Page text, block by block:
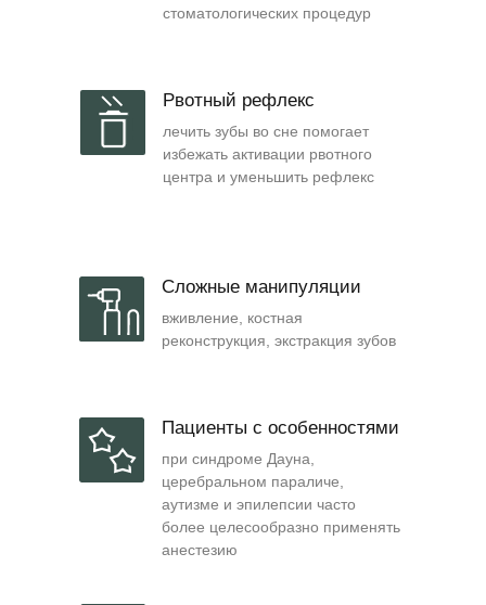
стоматологических процедур
Рвотный рефлекс
лечить зубы во сне помогает
избежать активации рвотного
центра и уменьшить рефлекс
Пациенты с особенностями
при синдроме Дауна,
церебральном параличе,
аутизме и эпилепсии часто
более целесообразно применять
анестезию
Сложные манипуляции
вживление, костная
реконструкция, экстракция зубов